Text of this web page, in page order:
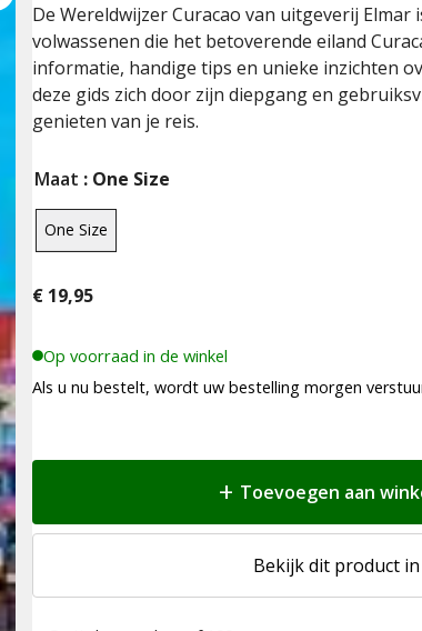
De Wereldwijzer Curacao van uitgeverij
volwassenen die het betoverende eiland
informatie, handige tips en unieke inzichten
deze gids zich door zijn diepgang en
genieten van je reis.
Maat : One Size
One Size
€ 19,95
Op voorraad in de winkel
Als u nu bestelt, wordt uw bestelling morgen
Toevoegen aan
Bekijk dit product